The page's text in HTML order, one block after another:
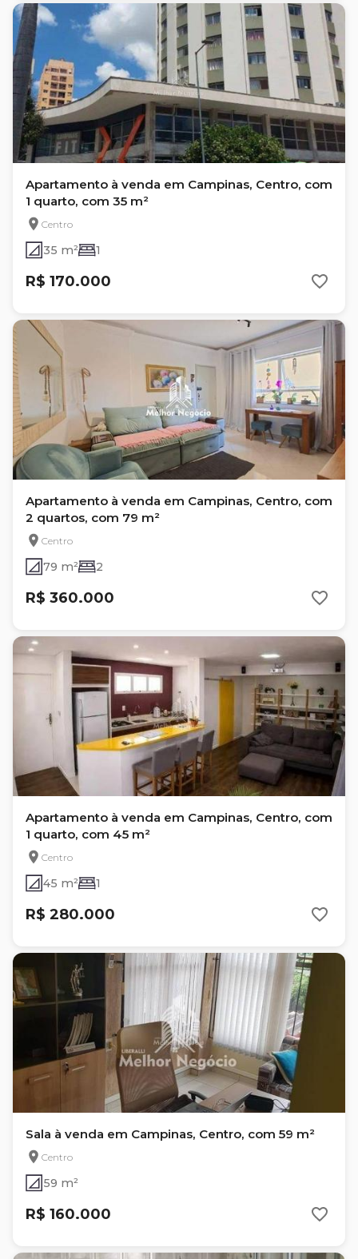
Apartamento à venda em Campinas, Centro, com
1 quarto, com 35 m²
Centro
35 m² 1
R$ 170.000
Apartamento à venda em Campinas, Centro, com
2 quartos, com 79 m²
Centro
79 m² 2
R$ 360.000
Apartamento à venda em Campinas, Centro, com
1 quarto, com 45 m²
Centro
45 m² 1
R$ 280.000
Sala à venda em Campinas, Centro, com 59 m²
Centro
59 m²
R$ 160.000